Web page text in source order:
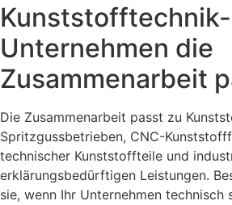
Kunststofftechnik-
Unternehmen die
Zusammenarbeit
Die Zusammenarbeit passt zu
Spritzgussbetrieben, CNC-
technischer Kunststoffteile und
erklärungsbedürftigen Leistungen.
sie, wenn Ihr Unternehmen technisch